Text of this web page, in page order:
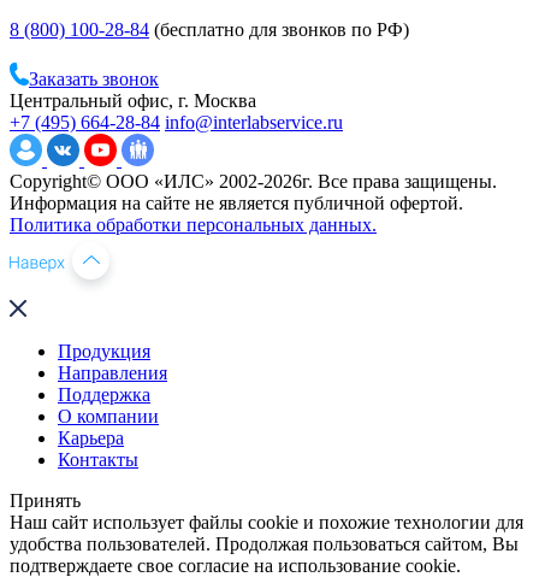
8 (800) 100-28-84 (бесплатно для звонков по РФ)
Заказать звонок
Центральный офис, г. Москва
+7 (495) 664-28-84 info@interlabservice.ru
Copyright© ООО «ИЛС» 2002-2026г. Все права защищены.
Информация на сайте не является публичной офертой.
Политика обработки персональных данных.
Продукция
Направления
Поддержка
О компании
Карьера
Контакты
Принять
Наш сайт использует файлы cookie и похожие технологии для
удобства пользователей. Продолжая пользоваться сайтом, Вы
подтверждаете свое согласие на использование cookie.